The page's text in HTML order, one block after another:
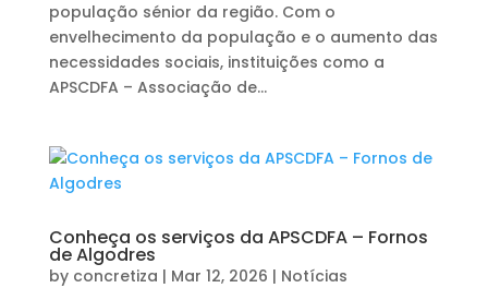
população sénior da região. Com o
envelhecimento da população e o aumento das
necessidades sociais, instituições como a
APSCDFA – Associação de...
Conheça os serviços da APSCDFA – Fornos
de Algodres
by concretiza | Mar 12, 2026 | Notícias